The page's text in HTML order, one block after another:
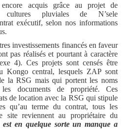
acquis grâce au projet de
cultures pluviales de N’sele
exécutif, selon nos informations
investissements financés en faveur
pas réalisés et pourtant à caractère
4). Ces projets sont censés être
Kongo central, lesquels ZAP sont
la RSG mais qui portent les noms
les documents de propriété. Ces
de location avec la RSG qui stipule
qu’au terme du contrat, tous les
site reviennent au propriétaire du
en quelque sorte un manque a